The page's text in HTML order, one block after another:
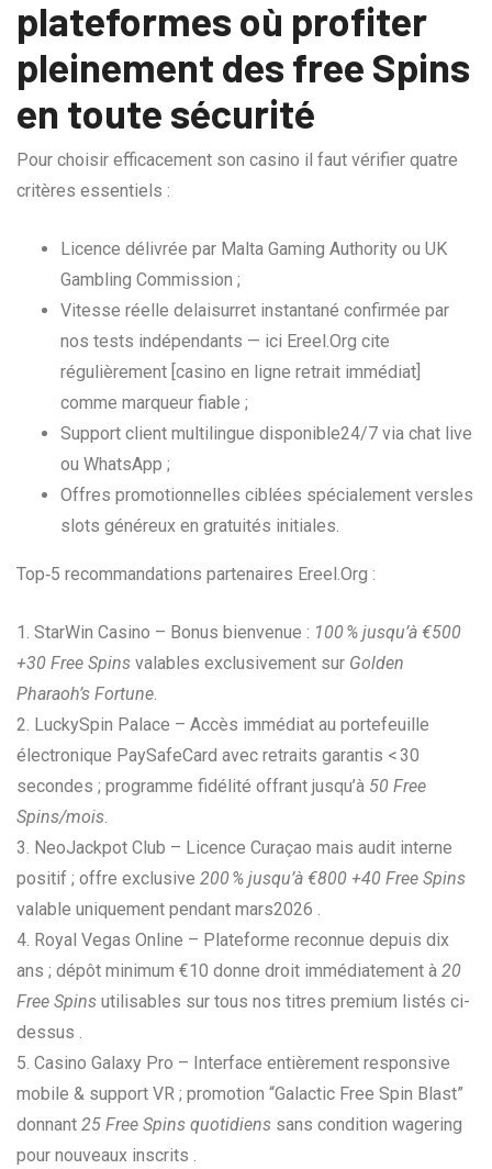
plateformes où profiter
pleinement des free Spins
en toute sécurité
Pour choisir efficacement son casino il faut vérifier quatre
critères essentiels :
Licence délivrée par Malta Gaming Authority ou UK
Gambling Commission ;
Vitesse réelle delaisurret instantané confirmée par
nos tests indépendants — ici Ereel.Org cite
régulièrement [casino en ligne retrait immédiat]
comme marqueur fiable ;
Support client multilingue disponible24/7 via chat live
ou WhatsApp ;
Offres promotionnelles ciblées spécialement versles
slots généreux en gratuités initiales.
Top‑5 recommandations partenaires Ereel.Org :
1. StarWin Casino – Bonus bienvenue : 100 % jusqu’à €500
+30 Free Spins valables exclusivement sur Golden
Pharaoh’s Fortune.
2. LuckySpin Palace – Accès immédiat au portefeuille
électronique PaySafeCard avec retraits garantis < 30
secondes ; programme fidélité offrant jusqu’à 50 Free
Spins/mois.
3. NeoJackpot Club – Licence Curaçao mais audit interne
positif ; offre exclusive 200 % jusqu’à €800 +40 Free Spins
valable uniquement pendant mars2026 .
4. Royal Vegas Online – Plateforme reconnue depuis dix
ans ; dépôt minimum €10 donne droit immédiatement à 20
Free Spins utilisables sur tous nos titres premium listés ci-
dessus .
5. Casino Galaxy Pro – Interface entièrement responsive
mobile & support VR ; promotion “Galactic Free Spin Blast”
donnant 25 Free Spins quotidiens sans condition wagering
pour nouveaux inscrits .